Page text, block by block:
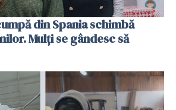
din Spania schimbă
Mulți se gândesc să